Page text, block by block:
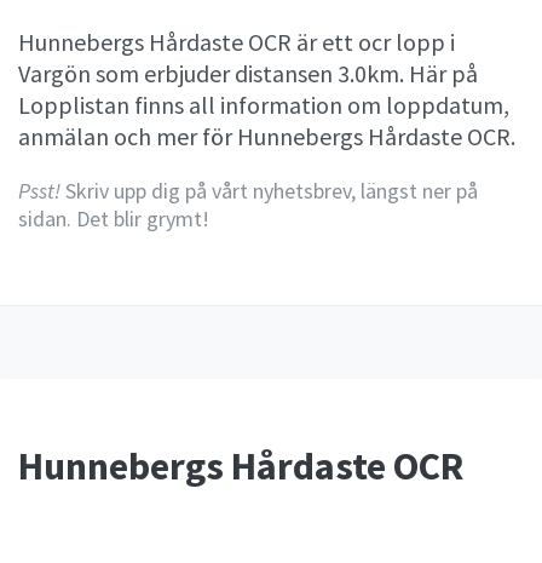
Hunnebergs Hårdaste OCR är ett ocr lopp i
Vargön som erbjuder distansen 3.0km. Här på
Lopplistan finns all information om loppdatum,
anmälan och mer för Hunnebergs Hårdaste OCR.
Psst!Skriv upp dig på vårt nyhetsbrev, längst ner på
sidan. Det blir grymt!
Hunnebergs Hårdaste OCR